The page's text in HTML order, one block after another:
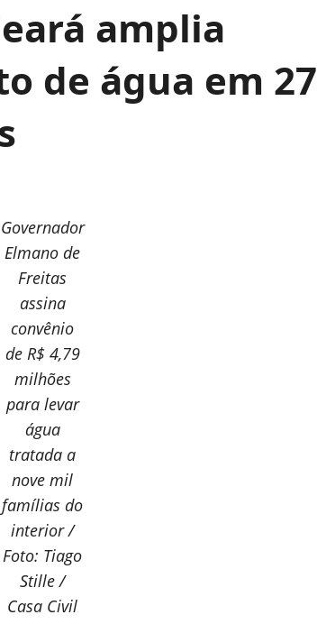
amplia
de água em 27
Governador
Elmano de
Freitas
assina
convênio
de R$ 4,79
milhões
para levar
água
tratada a
nove mil
famílias do
interior /
Foto: Tiago
Stille /
Casa Civil